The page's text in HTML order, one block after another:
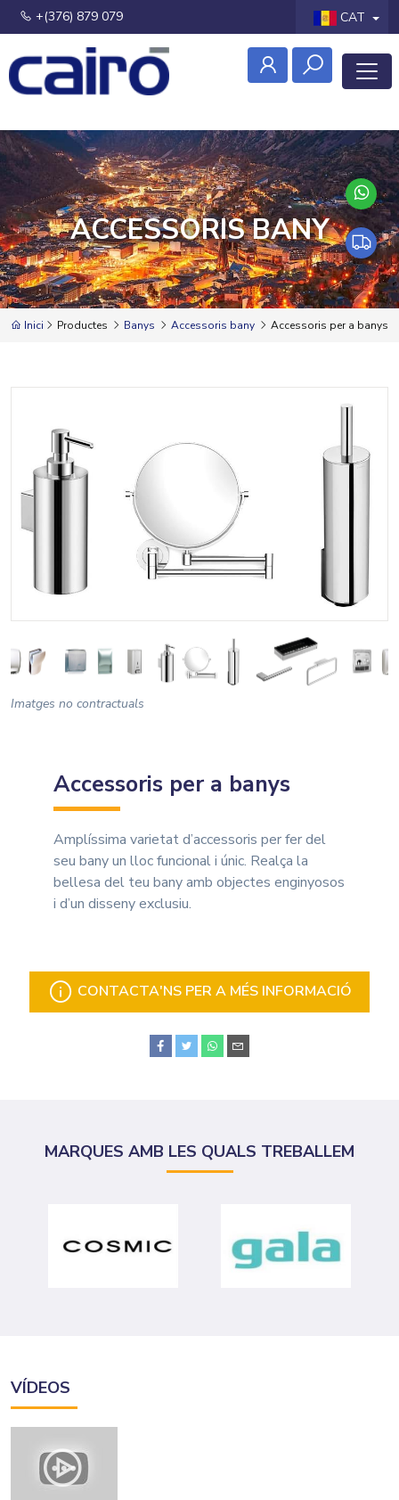
+(376) 879 079 CAT
ACCESSORIS BANY
Inici Productes Banys Accessoris bany Accessoris per a banys
Imatges no contractuals
Accessoris per a banys
Amplíssima varietat d’accessoris per fer del
seu bany un lloc funcional i únic. Realça la
bellesa del teu bany amb objectes enginyosos
i d’un disseny exclusiu.
CONTACTA'NS PER A MÉS INFORMACIÓ
MARQUES AMB LES QUALS TREBALLEM
VÍDEOS